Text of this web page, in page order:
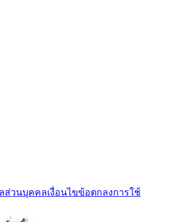
ส่วนบุคคลเงื่อนไขข้อตกลงการใช้